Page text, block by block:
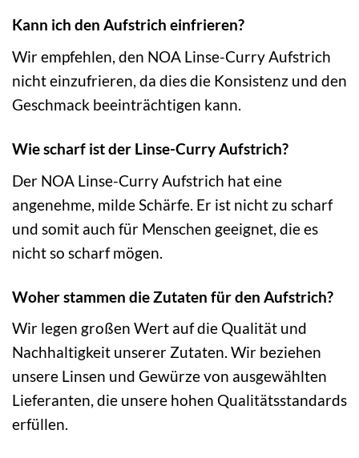
Kann ich den Aufstrich einfrieren?
Wir empfehlen, den NOA Linse-Curry Aufstrich
nicht einzufrieren, da dies die Konsistenz und den
Geschmack beeinträchtigen kann.
Wie scharf ist der Linse-Curry Aufstrich?
Der NOA Linse-Curry Aufstrich hat eine
angenehme, milde Schärfe. Er ist nicht zu scharf
und somit auch für Menschen geeignet, die es
nicht so scharf mögen.
Woher stammen die Zutaten für den Aufstrich?
Wir legen großen Wert auf die Qualität und
Nachhaltigkeit unserer Zutaten. Wir beziehen
unsere Linsen und Gewürze von ausgewählten
Lieferanten, die unsere hohen Qualitätsstandards
erfüllen.